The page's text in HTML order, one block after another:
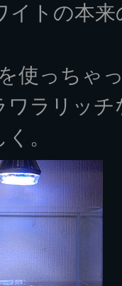
イトの本
使っちゃ
ワラリッ
。